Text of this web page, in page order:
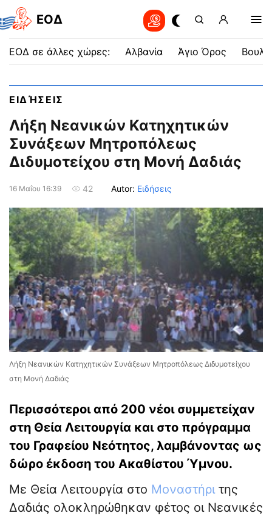
EOΔ
ΕΟΔ σε άλλες χώρες: Αλβανία Άγιο Όρος
ΕΙΔΉΣΕΙΣ
Λήξη Νεανικών Κατηχητικών
Συνάξεων Μητροπόλεως
Διδυμοτείχου στη Μονή Δαδιάς
16 Μαΐου 16:39 42 Autor: Ειδήσεις
Λήξη Νεανικών Κατηχητικών Συνάξεων Μητροπόλεως Διδυμοτείχου
στη Μονή Δαδιάς
Περισσότεροι από 200 νέοι συμμετείχαν
στη Θεία Λειτουργία και στο πρόγραμμα
του Γραφείου Νεότητος, λαμβάνοντας ως
δώρο έκδοση του Ακαθίστου Ύμνου.
Με Θεία Λειτουργία στο Μοναστήριτης
Δαδιάς ολοκληρώθηκαν φέτος οι Νεανικές